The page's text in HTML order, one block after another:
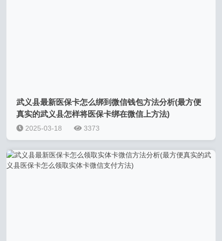
武义县最新医保卡怎么绑到微信钱包方法分析(最方便
真实的武义县怎样将医保卡绑在微信上方法)
2025-03-18 3373